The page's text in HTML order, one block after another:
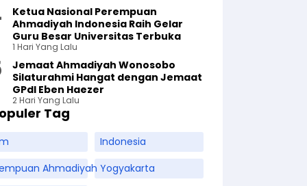
Ketua Nasional Perempuan
Ahmadiyah Indonesia Raih Gelar
Guru Besar Universitas Terbuka
1 Hari Yang Lalu
Jemaat Ahmadiyah Wonosobo
Silaturahmi Hangat dengan Jemaat
GPdI Eben Haezer
2 Hari Yang Lalu
Tag
Indonesia
Ahmadiyah Yogyakarta